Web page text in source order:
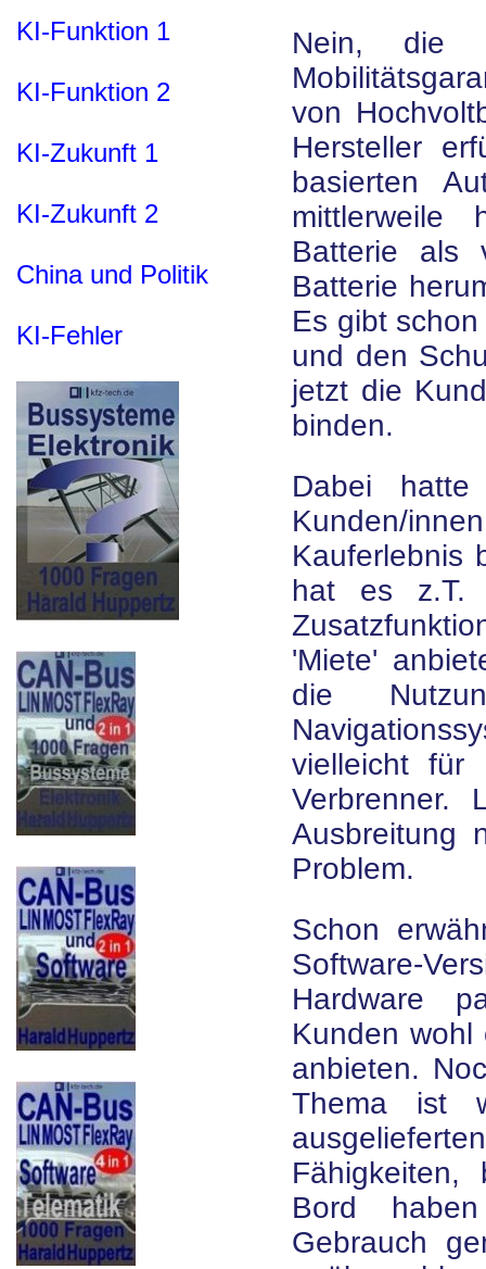
KI-Funktion 1
KI-Funktion 2
KI-Zukunft 1
KI-Zukunft 2
China und Politik
KI-Fehler
Nein, die
von
Hersteller
basierten
mittlerweile
Batterie als
Batterie
Es gibt
und den
jetzt die
binden.
Dabei
Kunden/
Kauferlebnis
hat es z.T.
'Miete'
die
vielleicht für
Verbrenner.
Ausbreitung
Problem.
Schon
Software-
Hardware
Kunden
anbieten.
Thema ist
Fähigkeiten,
Bord
Gebrauch